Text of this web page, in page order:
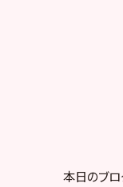
本日のブ